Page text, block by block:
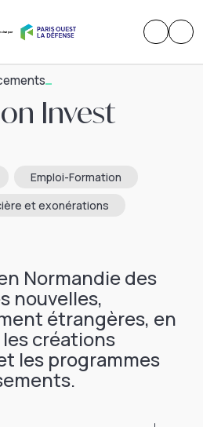
Invest
Emploi-Formation
et exonérations
Normandie des
nouvelles,
étrangères, en
créations
les programmes